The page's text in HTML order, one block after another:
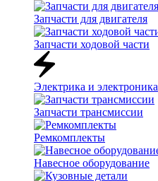
Запчасти для двигателя
Запчасти ходовой части
Электрика и электроника
Запчасти трансмиссии
Ремкомплекты
Навесное оборудование